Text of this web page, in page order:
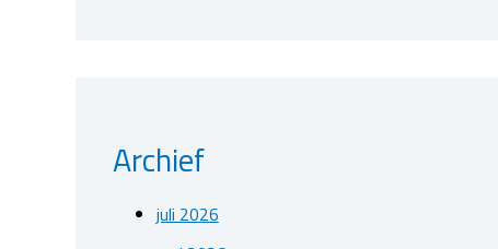
Archief
juli 2026